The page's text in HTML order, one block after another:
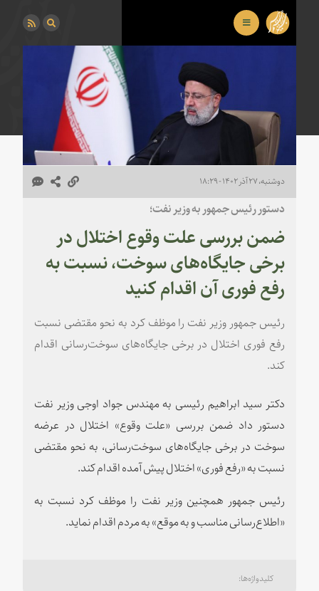
دوشنبه، ۲۷ آذر ۱۴۰۲ - ۱۸:۲۹
دستور رئیس جمهور به وزیر نفت؛
ضمن بررسی علت وقوع اختلال در
برخی جایگاه‌های سوخت، نسبت به
رفع فوری آن اقدام کنید
رئیس جمهور وزیر نفت را موظف کرد به نحو مقتضی نسبت
رفع فوری اختلال در برخی جایگاه‌های سوخت‌رسانی اقدام
کند.
دکتر سید ابراهیم رئیسی به مهندس جواد اوجی وزیر نفت
دستور داد ضمن بررسی «علت وقوع» اختلال در عرضه
سوخت در برخی جایگاه‌های سوخت‌رسانی، به نحو مقتضی
نسبت به «رفع فوری» اختلال پیش آمده اقدام کند.
رئیس جمهور همچنین وزیر نفت را موظف کرد نسبت به
«اطلاع‌رسانی مناسب و به موقع» به مردم اقدام نماید.